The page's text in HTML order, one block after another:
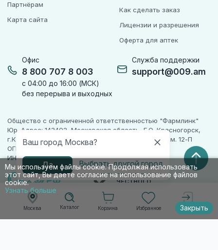
Москва
Ваш город Москва?
Да Выбрать другой город
Каталог Корзина Избранное Войти
Мы используем файлы cookie. Продолжая использовать
этот сайт, Вы даете согласие на использование файлов
cookie.
Узнать больше
Закрыть
Офис
8 800 707 8 003
с 04:00 до 16:00 (МСК)
без перерыва и выходных
Служба поддержки
support@009.am
Партнёрам
Карта сайта
Как сделать заказ
Лицензии и разрешения
Оферта для аптек
Общество с ограниченной ответственностью "Фармлинк"
Юр. Адрес: 143402, Московская область, Г.О. Красногорск,
г.Красногорск, ул. Жуковского, д. 17, помещ. III, ком. 12-П
ОГРН 1225000071955
ИНН 5024223277
ПАРТНЕР
ЧЕСТНОГО